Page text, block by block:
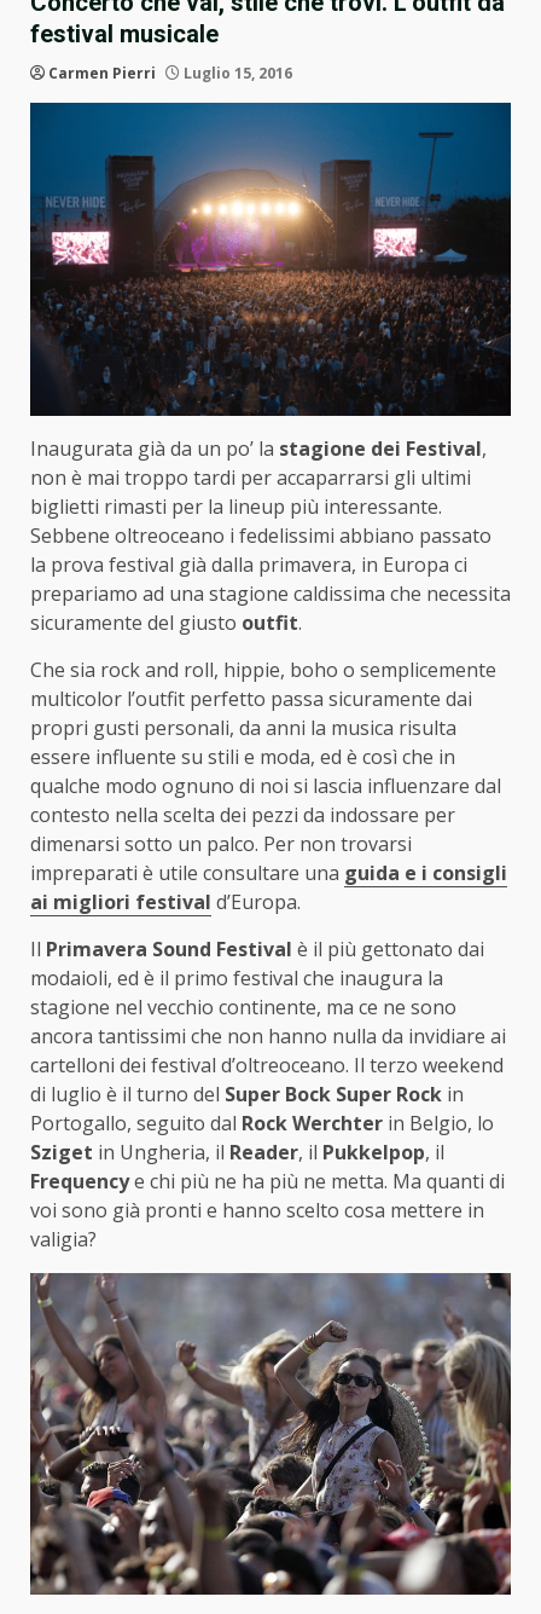
festival musicale
Carmen Pierri Luglio 15, 2016
Inaugurata già da un po’ la stagione dei Festival,
non è mai troppo tardi per accaparrarsi gli ultimi
biglietti rimasti per la lineup più interessante.
Sebbene oltreoceano i fedelissimi abbiano passato
la prova festival già dalla primavera, in Europa ci
prepariamo ad una stagione caldissima che necessita
sicuramente del giusto outfit.
Che sia rock and roll, hippie, boho o semplicemente
multicolor l’outfit perfetto passa sicuramente dai
propri gusti personali, da anni la musica risulta
essere influente su stili e moda, ed è così che in
qualche modo ognuno di noi si lascia influenzare dal
contesto nella scelta dei pezzi da indossare per
dimenarsi sotto un palco. Per non trovarsi
impreparati è utile consultare una guida e i consigli
ai migliori festival d’Europa.
Il Primavera Sound Festival è il più gettonato dai
modaioli, ed è il primo festival che inaugura la
stagione nel vecchio continente, ma ce ne sono
ancora tantissimi che non hanno nulla da invidiare ai
cartelloni dei festival d’oltreoceano. Il terzo weekend
di luglio è il turno del Super Bock Super Rock in
Portogallo, seguito dal Rock Werchter in Belgio, lo
Sziget in Ungheria, il Reader, il Pukkelpop, il
Frequencye chi più ne ha più ne metta. Ma quanti di
voi sono già pronti e hanno scelto cosa mettere in
valigia?